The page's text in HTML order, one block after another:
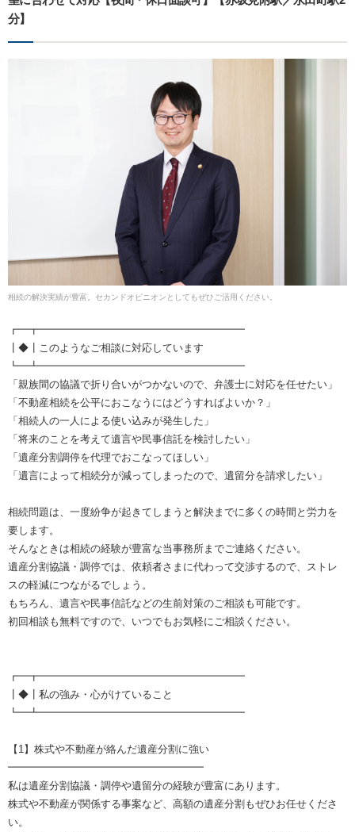
分】
相続の解決実績が豊富。セカンドオピニオンとしてもぜひご活用ください。
┏━┳━━━━━━━━━━━━━━━━━━━━
┃◆┃このようなご相談に対応しています
┗━┻━━━━━━━━━━━━━━━━━━━━
「親族間の協議で折り合いがつかないので、弁護士に対応を任せたい」
「不動産相続を公平におこなうにはどうすればよいか？」
「相続人の一人による使い込みが発生した」
「将来のことを考えて遺言や民事信託を検討したい」
「遺産分割調停を代理でおこなってほしい」
「遺言によって相続分が減ってしまったので、遺留分を請求したい」
相続問題は、一度紛争が起きてしまうと解決までに多くの時間と労力を
要します。
そんなときは相続の経験が豊富な当事務所までご連絡ください。
遺産分割協議・調停では、依頼者さまに代わって交渉するので、ストレ
スの軽減につながるでしょう。
もちろん、遺言や民事信託などの生前対策のご相談も可能です。
初回相談も無料ですので、いつでもお気軽にご相談ください。
┏━┳━━━━━━━━━━━━━━━━━━━━
┃◆┃私の強み・心がけていること
┗━┻━━━━━━━━━━━━━━━━━━━━
【1】株式や不動産が絡んだ遺産分割に強い
━━━━━━━━━━━━━━━━━━━
私は遺産分割協議・調停や遺留分の経験が豊富にあります。
株式や不動産が関係する事案など、高額の遺産分割もぜひお任せくださ
い。